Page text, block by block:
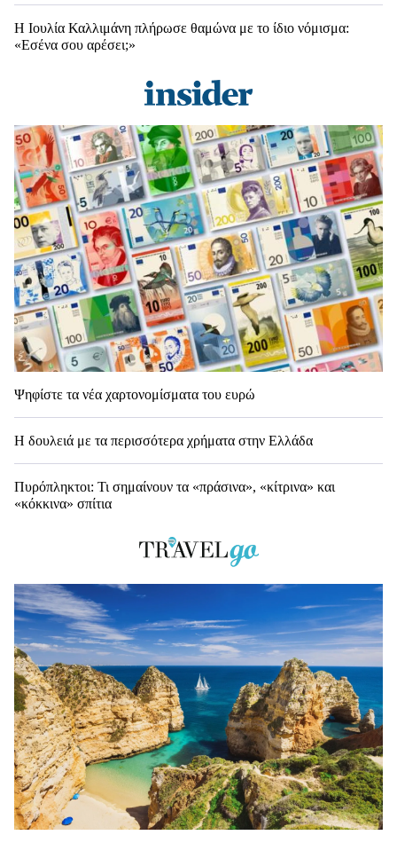
Η Ιουλία Καλλιμάνη πλήρωσε θαμώνα με το ίδιο νόμισμα:
«Εσένα σου αρέσει;»
Ψηφίστε τα νέα χαρτονομίσματα του ευρώ
Η δουλειά με τα περισσότερα χρήματα στην Ελλάδα
Πυρόπληκτοι: Τι σημαίνουν τα «πράσινα», «κίτρινα» και
«κόκκινα» σπίτια